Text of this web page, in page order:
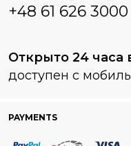
+48 61 626 3000
Открыто 24 часа
доступен с
PAYMENTS